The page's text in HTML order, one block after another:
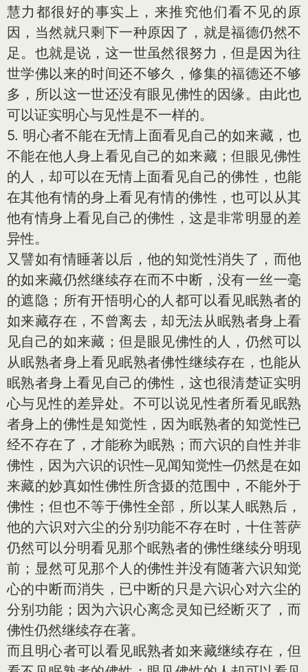
慧力都很好的事实上，来推究他们看不见的原
因，当然就只剩下一种原因了，就是福德仍然不
足。也就是说，这一世虽然很努力，但是因为往
世学佛以来的时间还不够久，修集的福德还不够
多，所以这一世还没有眼见佛性的因缘。由此也
可以证实明心与见性是不一样的。
5. 明心者不能在无情上面看见自己的如来藏，也
不能在他人身上看见自己的如来藏；但眼见佛性
的人，却可以在无情上面看见自己的佛性，也能
在其他有情的身上看见有情的佛性，也可以从其
他有情身上看见自己的佛性，这是非常明显的差
异性。
又譬如有情睡著以后，他的知觉性消失了，而他
的如来藏仍然继续存在而不中断，没有一丝一毫
的遮隐；所有开悟明心的人都可以看见眠熟者的
如来藏存在，不曾离去，却无法从眠熟者身上看
见自己的如来藏；但是眼见佛性的人，仍然可以
从眠熟者身上看见眠熟者佛性继续存在，也能从
眠熟者身上看见自己的佛性，这也很清楚证实明
心与见性的差异处。不可以说见性者所看见眠熟
者身上的佛性是知觉性，因为眠熟者的知觉性已
经不存在了，才能称为眠熟；而六识的自性并非
佛性，因为六识的识性─见闻知觉性─仍然是在如
来藏的妙真如性佛性所含摄的范围中，不能外于
佛性；但也不等于佛性全部，所以某人眠熟后，
他的六识对六尘的分别功能不存在时，十住菩萨
仍然可以分明看见那个眠熟者的佛性继续分明现
前；显然可见那个人的佛性并没有随著六识知觉
心的中断而消失，已中断的只是六识心对六尘的
分别功能；因为六识心离念灵知已经断灭了，而
佛性仍然继续存在著。
而且明心者可以看见眠熟者如来藏继续存在，但